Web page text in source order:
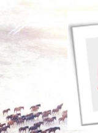
Inhalt
springen